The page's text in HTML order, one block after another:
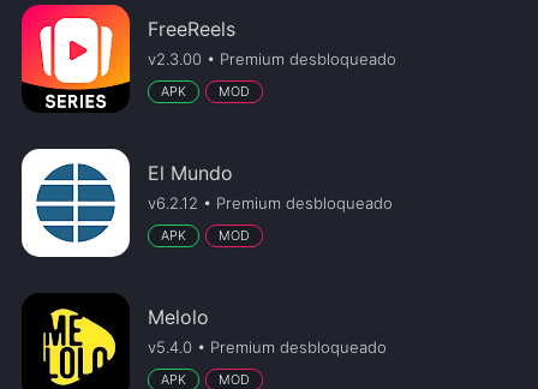
FreeReels
v2.3.00 • Premium desbloqueado
APK MOD
El Mundo
v6.2.12 • Premium desbloqueado
APK MOD
Melolo
v5.4.0 • Premium desbloqueado
APK MOD